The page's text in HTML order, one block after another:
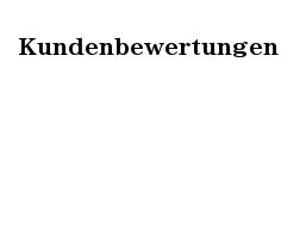
Kundenbewertungen